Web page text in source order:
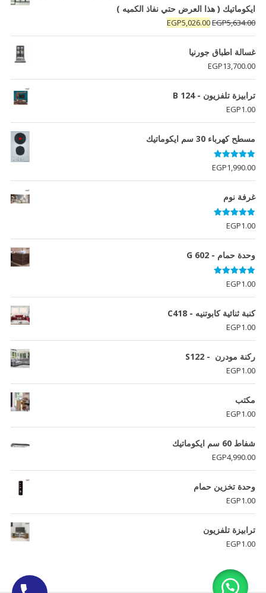
ايكوماتيك ( هذا العرض حتي نفاذ الكميه )
EGP5,634.00
السعر
الأصلي
هو:
EGP5,634.00.
EGP5,026.00
السعر
الحالي
غسالة اطباق جورنيا
EGP13,700.00
ترابيزة تلفزيون - B 124
EGP1.00
مسطح كهرباء 30 سم ايكوماتيك
تم التقييم
5.00 من 5EGP1,990.00
غرفة نوم
تم التقييم
5.00
من 5
EGP1.00
وحدة حمام - G 602
تم التقييم
5.00
من 5
EGP1.00
كنبة ثنائية كابوتنيه - C418
EGP1.00
ركنة مودرن - S122
EGP1.00
مكتب
EGP1.00
شفاط 60 سم ايكوماتيك
EGP4,990.00
وحدة تخزين حمام
EGP1.00
ترابيزة تلفزيون
EGP1.00